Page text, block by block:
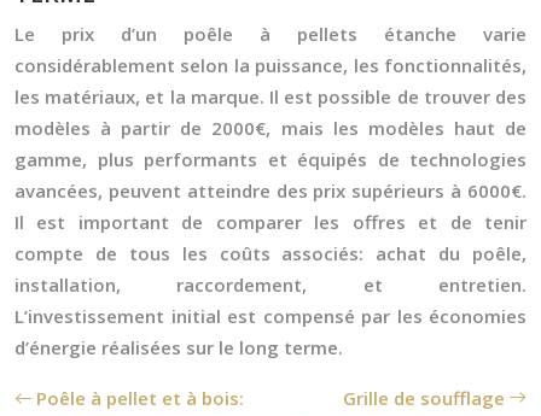
Le prix d’un poêle à pellets étanche varie
considérablement selon la puissance, les fonctionnalités,
les matériaux, et la marque. Il est possible de trouver des
modèles à partir de 2000€, mais les modèles haut de
gamme, plus performants et équipés de technologies
avancées, peuvent atteindre des prix supérieurs à 6000€.
Il est important de comparer les offres et de tenir
compte de tous les coûts associés: achat du poêle,
installation, raccordement, et entretien.
L’investissement initial est compensé par les économies
d’énergie réalisées sur le long terme.
Poêle à pellet et à bois:
Grille de soufflage